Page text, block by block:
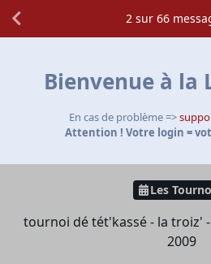
Bienvenue à la
En cas de problème =>
Attention ! Votre login =
Les
tournoi dé tét'kassé - la troiz'
2009
2 sur 66